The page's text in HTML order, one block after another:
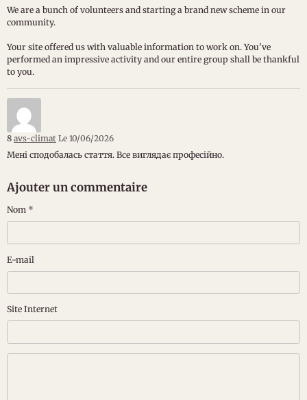
We are a bunch of volunteers and starting a brand new scheme in our
community.
Your site offered us with valuable information to work on. You've
performed an impressive activity and our entire group shall be thankful
to you.
8 avs-climat Le 10/06/2026
Мені сподобалась стаття. Все виглядає професійно.
Ajouter un commentaire
Nom
E-mail
Site Internet